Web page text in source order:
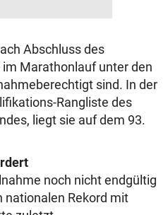
Abschluss des
Marathonlauf unter den
sind. In der
Rangliste des
liegt sie auf dem 93.
noch nicht endgültig
nationalen Rekord mit